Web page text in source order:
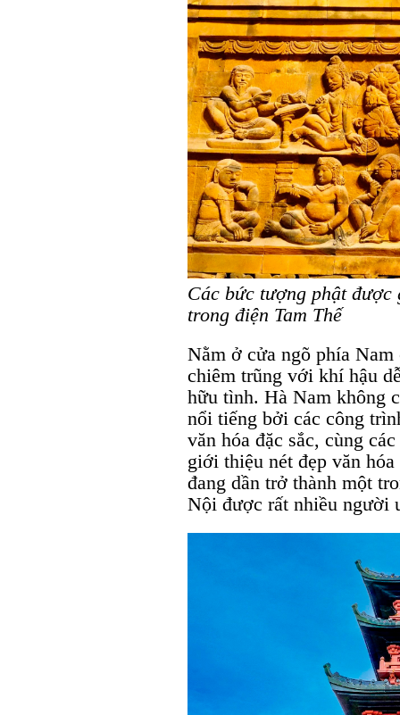
Các bức tượng phật
trong điện Tam Thế
Nằm ở cửa ngõ phía
chiêm trũng với khí hậu
hữu tình. Hà Nam không
nổi tiếng bởi các công
văn hóa đặc sắc, cùng
giới thiệu nét đẹp văn
đang dần trở thành một
Nội được rất nhiều người